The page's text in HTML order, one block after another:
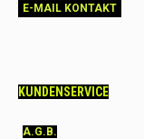
E-MAIL KONTAKT
KUNDENSERVICE
A.G.B.